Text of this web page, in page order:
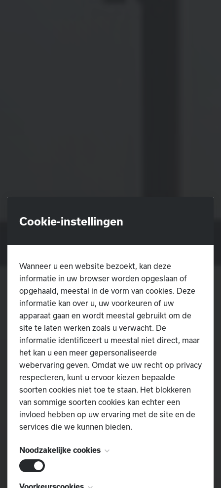
Cookie-instellingen
Wanneer u een website bezoekt, kan deze
informatie in uw browser worden opgeslaan of
opgehaald, meestal in de vorm van cookies. Deze
informatie kan over u, uw voorkeuren of uw
apparaat gaan en wordt meestal gebruikt om de
site te laten werken zoals u verwacht. De
informatie identificeert u meestal niet direct, maar
het kan u een meer gepersonaliseerde
webervaring geven. Omdat we uw recht op privacy
respecteren, kunt u ervoor kiezen bepaalde
soorten cookies niet toe te staan. Het blokkeren
van sommige soorten cookies kan echter een
invloed hebben op uw ervaring met de site en de
services die we kunnen bieden.
Noodzakelijke cookies
Deze cookies zijn noodzakelijk voor het